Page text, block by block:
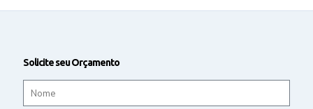
Solicite seu Orçamento